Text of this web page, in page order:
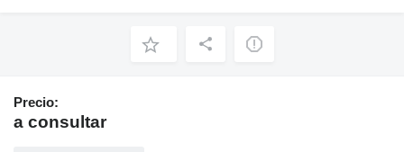
Precio:
a consultar